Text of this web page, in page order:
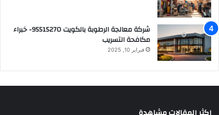
شركة معالجة الرطوبة بالكويت 95515270- خبراء
مكافحة التسريب
فبراير 10, 2025